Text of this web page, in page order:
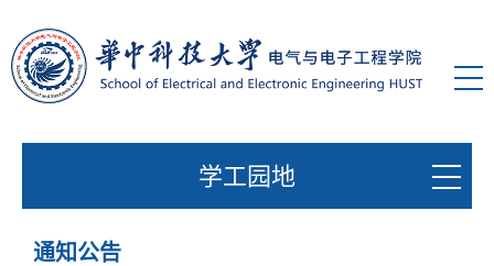
学工园地
通知公告